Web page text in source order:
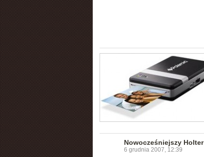
Nowocześniejszy Holter
6 grudnia 2007, 12:39